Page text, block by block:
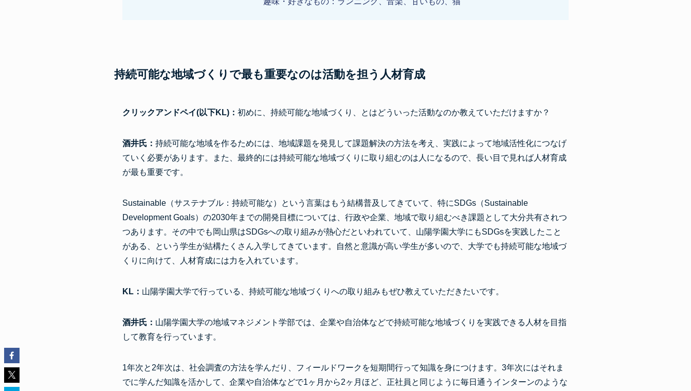
持続可能な地域づくりで最も重要なのは活動を担う人材育成
クリックアンドペイ(以下KL)： 初めに、持続可能な地域づくり、とはどういった活動なのか教えていただけますか？
酒井氏： 持続可能な地域を作るためには、地域課題を発見して課題解決の方法を考え、実践によって地域活性化につなげ
ていく必要があります。また、最終的には持続可能な地域づくりに取り組むのは人になるので、長い目で見れば人材育成
が最も重要です。
Sustainable（サステナブル：持続可能な）という言葉はもう結構普及してきていて、特にSDGs（Sustainable
Development Goals）の2030年までの開発目標については、行政や企業、地域で取り組むべき課題として大分共有されつ
つあります。その中でも岡山県はSDGsへの取り組みが熱心だといわれていて、山陽学園大学にもSDGsを実践したこと
がある、という学生が結構たくさん入学してきています。自然と意識が高い学生が多いので、大学でも持続可能な地域づ
くりに向けて、人材育成には力を入れています。
KL： 山陽学園大学で行っている、持続可能な地域づくりへの取り組みもぜひ教えていただきたいです。
酒井氏： 山陽学園大学の地域マネジメント学部では、企業や自治体などで持続可能な地域づくりを実践できる人材を目指
して教育を行っています。
1年次と2年次は、社会調査の方法を学んだり、フィールドワークを短期間行って知識を身につけます。3年次にはそれま
でに学んだ知識を活かして、企業や自治体などで1ヶ月から2ヶ月ほど、正社員と同じように毎日通うインターンのような